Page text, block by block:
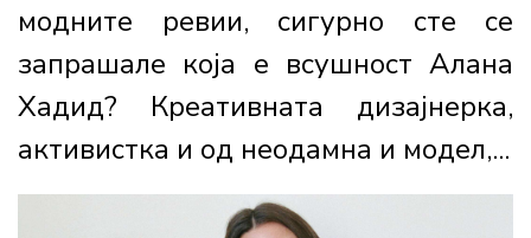
модните ревии, сигурно сте се
запрашале која е всушност Алана
Хадид? Креативната дизајнерка,
активистка и од неодамна и модел,...